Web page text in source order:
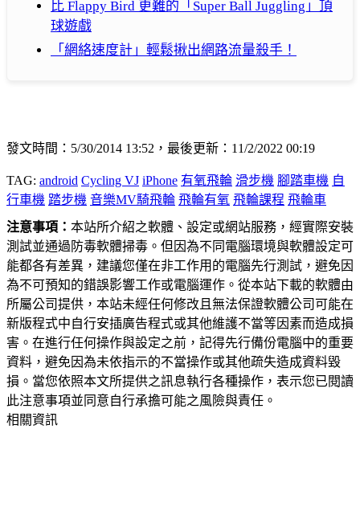
比 Flappy Bird 更難的「Super Ball Juggling」頂
球遊戲
「網絡速度計」輕鬆揪出網路流量殺手！
發文時間：5/30/2014 13:52，最後更新：11/2/2022 00:19
TAG: android Cycling VJ iPhone 有氧飛輪 滑步機 腳踏車機 自
行車機 踏步機 音樂MV騎飛輪 飛輪有氧 飛輪課程 飛輪車
注意事項： 本站所介紹之軟體、設定或網站服務，經實際安裝
測試並通過防毒軟體掃毒。但因為不同電腦環境與軟體設定可
能都各有差異，建議您僅在非工作用的電腦先行測試，避免因
為不可預知的錯誤影響工作或電腦運作。從本站下載的軟體由
所屬公司提供，本站未經任何修改且無法保證軟體公司可能在
新版程式中自行安插廣告程式或其他維護不當等因素而造成損
害。在進行任何操作與設定之前，記得先行備份電腦中的重要
資料，避免因為未依指示的不當操作或其他疏失造成資料毀
損。當您依照本文所提供之訊息執行各種操作，表示您已閱讀
此注意事項並同意自行承擔可能之風險與責任。
相關資訊